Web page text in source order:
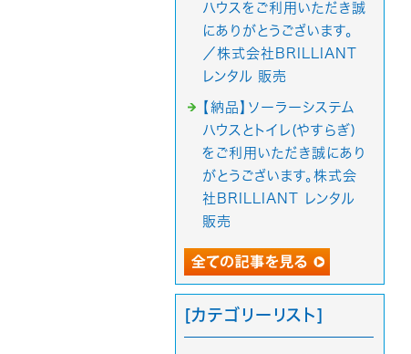
ハウスをご利用いただき誠
にありがとうございます。
／株式会社BRILLIANT
レンタル 販売
【納品】ソーラーシステム
ハウスとトイレ(やすらぎ)
をご利用いただき誠にあり
がとうございます。株式会
社BRILLIANT レンタル
販売
[カテゴリーリスト]